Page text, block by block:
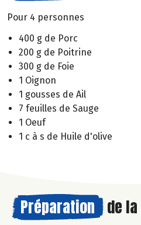
Pour 4 personnes
400 g de Porc
200 g de Poitrine
300 g de Foie
1 Oignon
1 gousses de Ail
7 feuilles de Sauge
1 Oeuf
1 c à s de Huile d'olive
Préparation de la